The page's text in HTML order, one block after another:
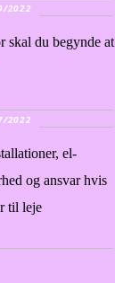
2022
skal du begynde at
2022
el-
og ansvar hvis
til leje